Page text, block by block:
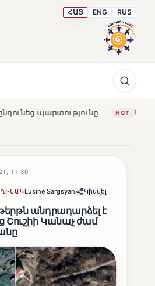
ՀԱՅ ENG RUS
HOT Մարթա Կոս.
11:30
Lusine Sargsyan Կիսվել
անդրադարձել է
Շուշիի Կանաչ ժամ